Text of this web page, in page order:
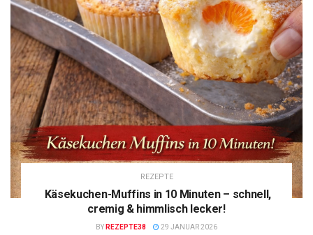
REZEPTE
Käsekuchen-Muffins in 10 Minuten – schnell,
cremig & himmlisch lecker!
BY REZEPTE38 29 JANUAR 2026